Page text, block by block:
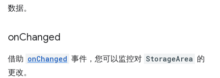
数据。
onChanged
借助 onChanged 事件，您可以监控对 StorageArea 的
更改。